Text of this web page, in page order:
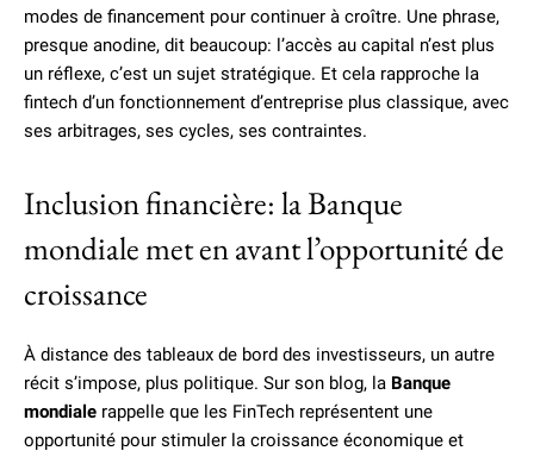
modes de financement pour continuer à croître. Une phrase,
presque anodine, dit beaucoup: l’accès au capital n’est plus
un réflexe, c’est un sujet stratégique. Et cela rapproche la
fintech d’un fonctionnement d’entreprise plus classique, avec
ses arbitrages, ses cycles, ses contraintes.
Inclusion financière: la Banque
mondiale met en avant l’opportunité de
croissance
À distance des tableaux de bord des investisseurs, un autre
récit s’impose, plus politique. Sur son blog, la Banque
mondiale rappelle que les FinTech représentent une
opportunité pour stimuler la croissance économique et